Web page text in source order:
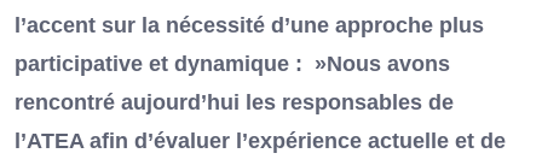
l’accent sur la nécessité d’une approche plus
participative et dynamique : »Nous avons
rencontré aujourd’hui les responsables de
l’ATEA afin d’évaluer l’expérience actuelle et de